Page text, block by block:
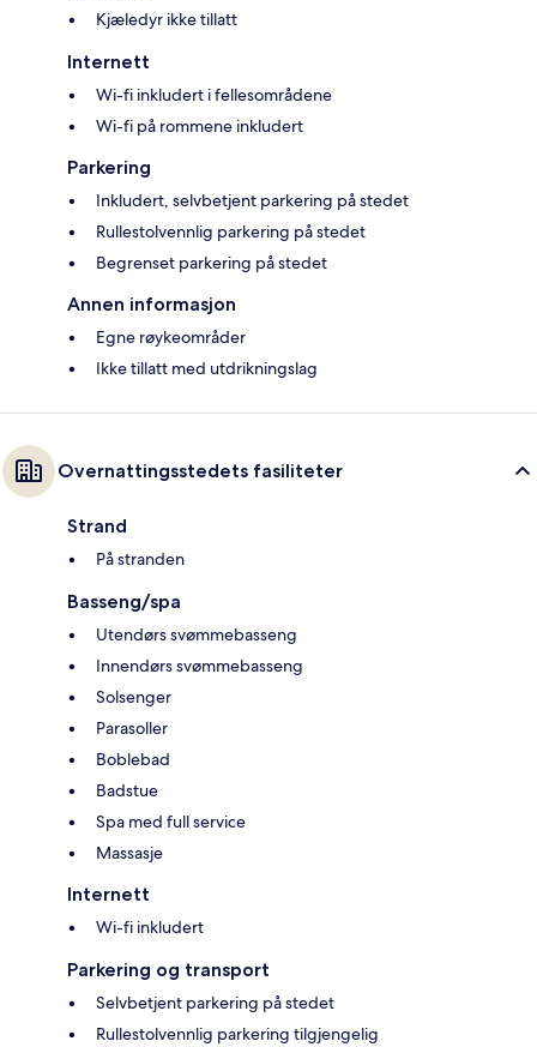
Kjæledyr ikke tillatt
Internett
Wi-fi inkludert i fellesområdene
Wi-fi på rommene inkludert
Parkering
Inkludert, selvbetjent parkering på stedet
Rullestolvennlig parkering på stedet
Begrenset parkering på stedet
Annen informasjon
Egne røykeområder
Ikke tillatt med utdrikningslag
Overnattingsstedets fasiliteter
Strand
På stranden
Basseng/spa
Utendørs svømmebasseng
Innendørs svømmebasseng
Solsenger
Parasoller
Boblebad
Badstue
Spa med full service
Massasje
Internett
Wi-fi inkludert
Parkering og transport
Selvbetjent parkering på stedet
Rullestolvennlig parkering tilgjengelig